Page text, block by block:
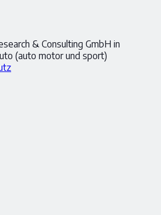
& Consulting GmbH in
(auto motor und sport)